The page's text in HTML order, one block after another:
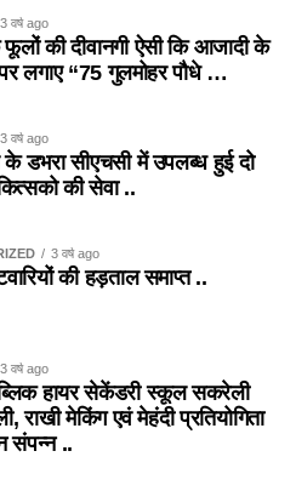
3 वर्ष ago
की दीवानगी ऐसी कि आजादी के
लगाए “75 गुलमोहर पौधे …
3 वर्ष ago
डभरा सीएचसी में उपलब्ध हुई दो
की सेवा ..
3 वर्ष ago
की हड़ताल समाप्त ..
3 वर्ष ago
हायर सेकेंडरी स्कूल सकरेली
राखी मेकिंग एवं मेहंदी प्रतियोगिता
संपन्न ..